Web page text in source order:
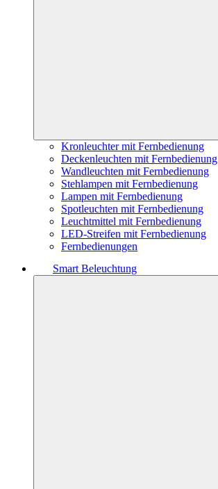
Kronleuchter mit Fernbedienung
Deckenleuchten mit Fernbedienung
Wandleuchten mit Fernbedienung
Stehlampen mit Fernbedienung
Lampen mit Fernbedienung
Spotleuchten mit Fernbedienung
Leuchtmittel mit Fernbedienung
LED-Streifen mit Fernbedienung
Fernbedienungen
Smart Beleuchtung